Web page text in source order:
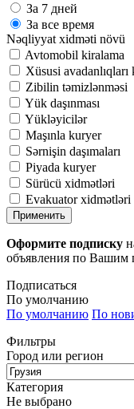
За 7 дней
За все время
Nəqliyyat xidməti növü
Avtomobil kiralama
Xüsusi avadanlıqları
Zibilin təmizlənməsi
Yük daşınması
Yükləyicilər
Maşınla kuryer
Sərnişin daşımaları
Piyada kuryer
Sürücü xidmətləri
Evakuator xidmətləri
Применить
Оформите подписку
объявления по Вашим
Подписаться
По умолчанию
По умолчанию По
Фильтры
Город или регион
Категория
Не выбрано